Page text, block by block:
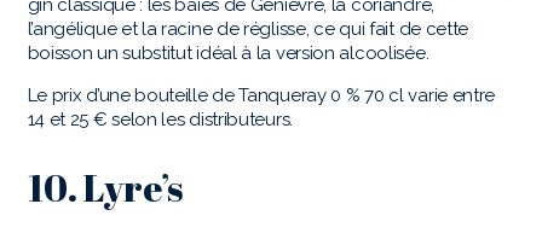
gin classique : les baies de Genièvre, la coriandre,
l’angélique et la racine de réglisse, ce qui fait de cette
boisson un substitut idéal à la version alcoolisée.
Le prix d’une bouteille de Tanqueray 0 % 70 cl varie entre
14 et 25 € selon les distributeurs.
10. Lyre’s